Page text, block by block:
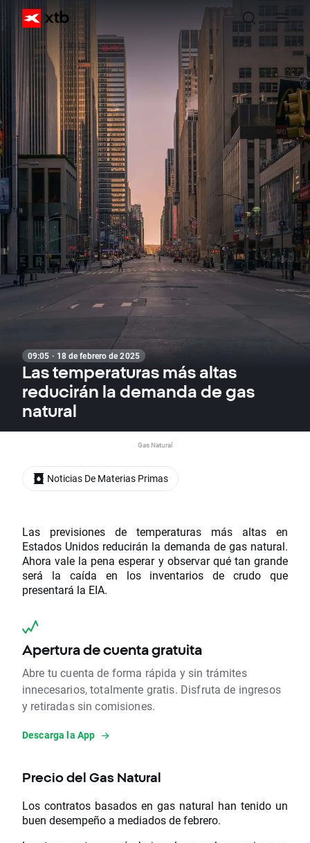
09:05 · 18 de febrero de 2025
Las temperaturas más altas
reducirán la demanda de gas
natural
Gas Natural
Las previsiones de temperaturas más altas en
Estados Unidos reducirán la demanda de gas natural.
Ahora vale la pena esperar y observar qué tan grande
será la caída en los inventarios de crudo que
presentará la EIA.
Apertura de cuenta gratuita
Abre tu cuenta de forma rápida y sin trámites
innecesarios, totalmente gratis. Disfruta de ingresos
y retiradas sin comisiones.
Descarga la App
Precio del Gas Natural
Los contratos basados ​​en gas natural han tenido un
buen desempeño a mediados de febrero.
Noticias De Materias Primas